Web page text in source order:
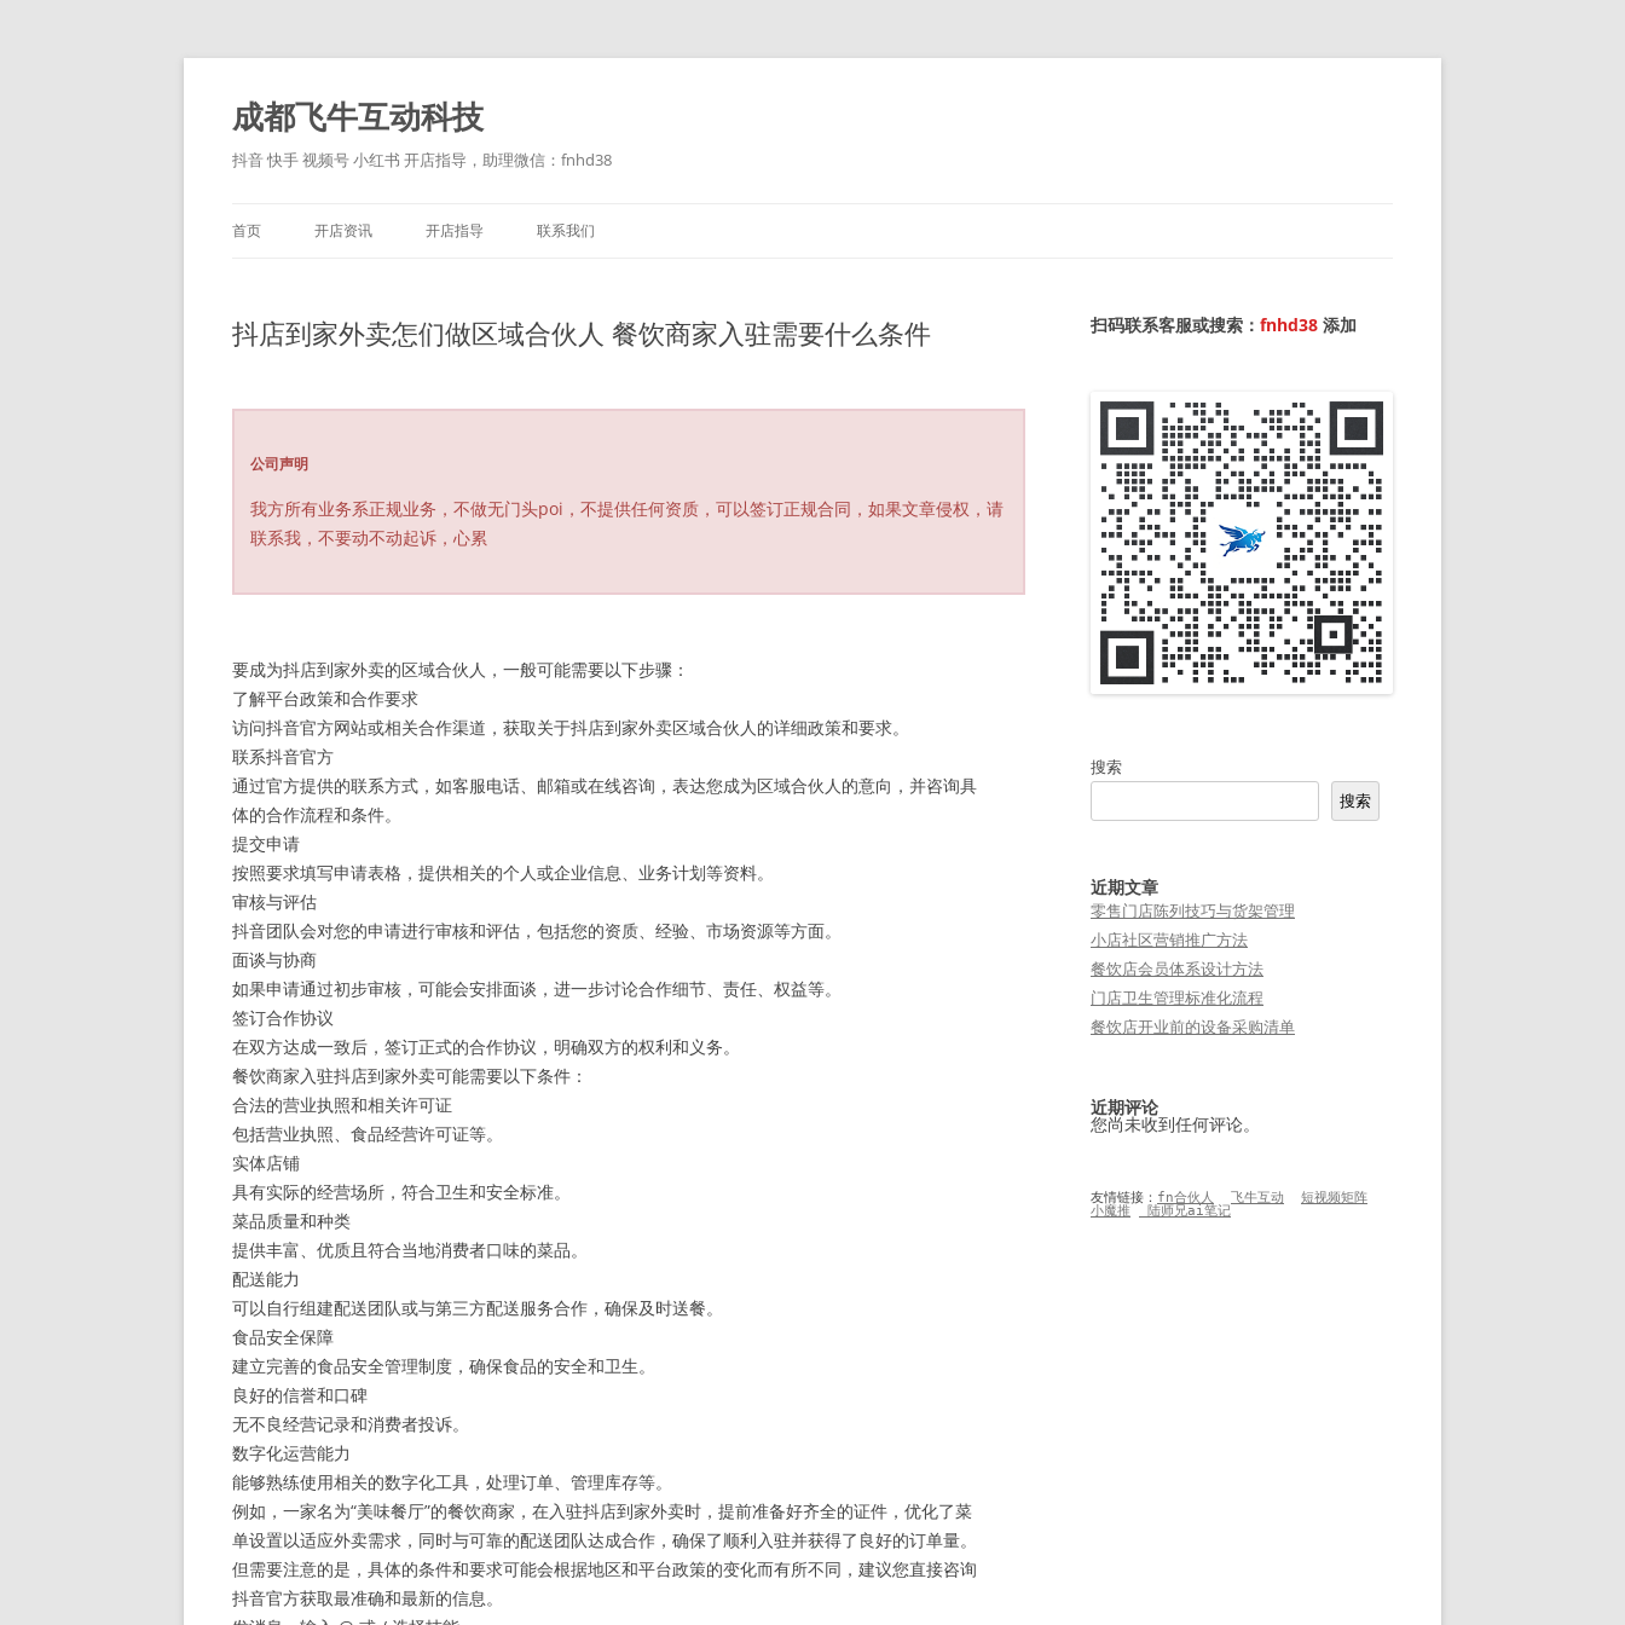
跳
文
成都飞牛互动科技
抖音 快手 视频号 小红书 开店指导，助理微信：fnhd38
首页 开店资讯 开店指导 联系我们
抖店到家外卖怎们做区域合伙人 餐饮商家入驻需要什么条件
公司声明
我方所有业务系正规业务，不做无门头poi，不提供任何资质，可以签订正规合同，如果文章侵权，请
联系我，不要动不动起诉，心累
要成为抖店到家外卖的区域合伙人，一般可能需要以下步骤：
了解平台政策和合作要求
访问抖音官方网站或相关合作渠道，获取关于抖店到家外卖区域合伙人的详细政策和要求。
联系抖音官方
通过官方提供的联系方式，如客服电话、邮箱或在线咨询，表达您成为区域合伙人的意向，并咨询具
体的合作流程和条件。
提交申请
按照要求填写申请表格，提供相关的个人或企业信息、业务计划等资料。
审核与评估
抖音团队会对您的申请进行审核和评估，包括您的资质、经验、市场资源等方面。
面谈与协商
如果申请通过初步审核，可能会安排面谈，进一步讨论合作细节、责任、权益等。
签订合作协议
在双方达成一致后，签订正式的合作协议，明确双方的权利和义务。
餐饮商家入驻抖店到家外卖可能需要以下条件：
合法的营业执照和相关许可证
包括营业执照、食品经营许可证等。
实体店铺
具有实际的经营场所，符合卫生和安全标准。
菜品质量和种类
提供丰富、优质且符合当地消费者口味的菜品。
配送能力
可以自行组建配送团队或与第三方配送服务合作，确保及时送餐。
食品安全保障
建立完善的食品安全管理制度，确保食品的安全和卫生。
良好的信誉和口碑
无不良经营记录和消费者投诉。
数字化运营能力
能够熟练使用相关的数字化工具，处理订单、管理库存等。
例如，一家名为“美味餐厅”的餐饮商家，在入驻抖店到家外卖时，提前准备好齐全的证件，优化了菜
单设置以适应外卖需求，同时与可靠的配送团队达成合作，确保了顺利入驻并获得了良好的订单量。
但需要注意的是，具体的条件和要求可能会根据地区和平台政策的变化而有所不同，建议您直接咨询
抖音官方获取最准确和最新的信息。
扫码联系客服或搜索： fnhd38 添加
搜索
搜索
近期文章
零售门店陈列技巧与货架管理
小店社区营销推广方法
餐饮店会员体系设计方法
门店卫生管理标准化流程
餐饮店开业前的设备采购清单
近期评论
您尚未收到任何评论。
友情链接： fn合伙人 飞牛互动 短视频矩阵
小魔推 陆师兄ai笔记